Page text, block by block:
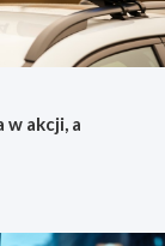
w akcji, a